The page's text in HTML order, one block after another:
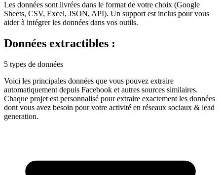
Les données sont livrées dans le format de votre choix (Google
Sheets, CSV, Excel, JSON, API). Un support est inclus pour vous
aider à intégrer les données dans vos outils.
Données extractibles :
5 types de données
Voici les principales données que vous pouvez extraire
automatiquement depuis Facebook et autres sources similaires.
Chaque projet est personnalisé pour extraire exactement les données
dont vous avez besoin pour votre activité en réseaux sociaux & lead
generation.